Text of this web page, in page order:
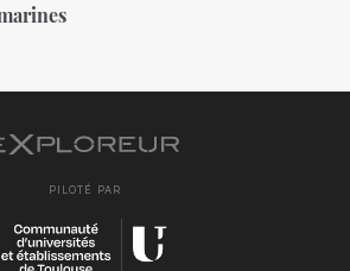
PILOTÉ PAR